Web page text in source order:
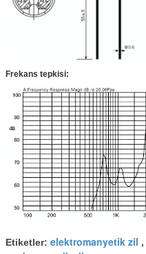
Frekans tepkisi:
Etiketler: elektromanyetik zil ,